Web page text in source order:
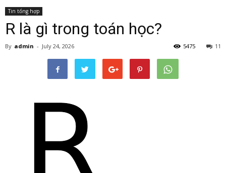
Tin tổng hợp
R là gì trong toán học?
By admin - July 24, 2026 11
5475